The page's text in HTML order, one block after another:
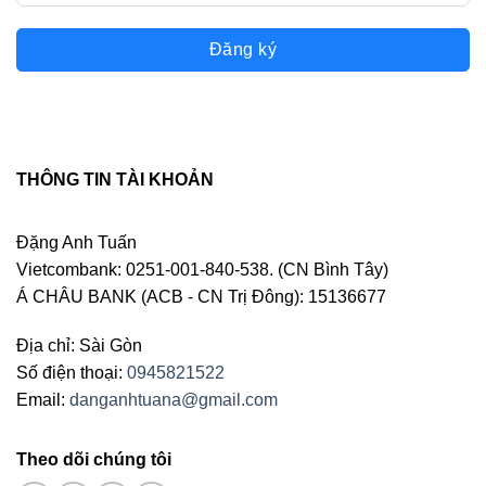
Đăng ký
THÔNG TIN TÀI KHOẢN
Đặng Anh Tuấn
Vietcombank: 0251-001-840-538. (CN Bình Tây)
Á CHÂU BANK (ACB - CN Trị Đông): 15136677
Địa chỉ: Sài Gòn
Số điện thoại: 0945821522
Email: danganhtuana@gmail.com
Theo dõi chúng tôi